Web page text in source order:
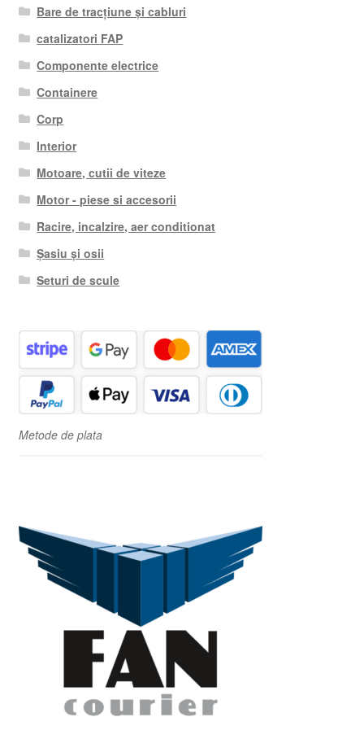
Bare de tracțiune și cabluri
catalizatori FAP
Componente electrice
Containere
Corp
Interior
Motoare, cutii de viteze
Motor - piese si accesorii
Racire, incalzire, aer conditionat
Șasiu și osii
Seturi de scule
Metode de plata